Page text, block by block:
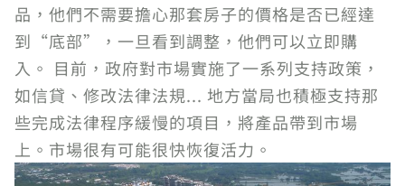
品，他們不需要擔心那套房子的價格是否已經達
到“底部”，一旦看到調整，他們可以立即購
入。 目前，政府對市場實施了一系列支持政策，
如信貸、修改法律法規... 地方當局也積極支持那
些完成法律程序緩慢的項目，將產品帶到市場
上。市場很有可能很快恢復活力。